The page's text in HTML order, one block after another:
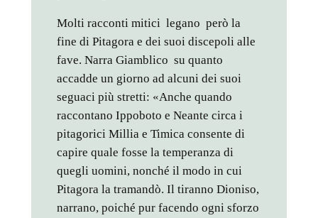
Molti racconti mitici legano però la
fine di Pitagora e dei suoi discepoli alle
fave. Narra Giamblico su quanto
accadde un giorno ad alcuni dei suoi
seguaci più stretti: «Anche quando
raccontano Ippoboto e Neante circa i
pitagorici Millia e Timica consente di
capire quale fosse la temperanza di
quegli uomini, nonché il modo in cui
Pitagora la tramandò. Il tiranno Dioniso,
narrano, poiché pur facendo ogni sforzo